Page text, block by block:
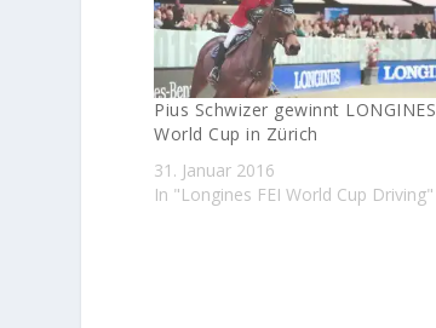
Pius Schwizer gewinnt LONGINES
World Cup in Zürich
31. Januar 2016
In "Longines FEI World Cup Driving"